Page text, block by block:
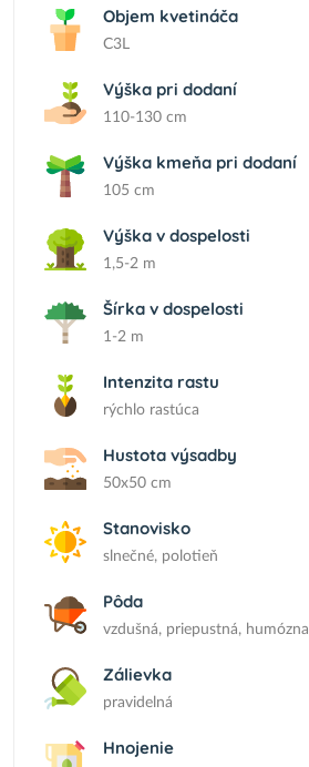
Objem kvetináča
C3L
Výška pri dodaní
110-130 cm
Výška kmeňa pri dodaní
105 cm
Výška v dospelosti
1,5-2 m
Šírka v dospelosti
1-2 m
Intenzita rastu
rýchlo rastúca
Hustota výsadby
50x50 cm
Stanovisko
slnečné, polotieň
Pôda
vzdušná, priepustná, humózna
Zálievka
pravidelná
Hnojenie